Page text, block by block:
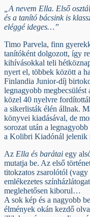
„A nevem Ella. Első
és a tanító bácsink is
eléggé ideges…”
Timo Parvela, finn
tanítóként dolgozott, így
kihívásokkal teli
nyert el, többek között a
Finlandia Junior-díj
legnagyobb
közel 40 nyelvre
a sikerlisták élén állnak.
könyvei kiadásával, de
sorozat után a
a Kolibri Kiadónál jelenik
Az Ella és barátai egy
mutatja be. Az első
titokzatos zsarolótól (vagy
emlékezetes
meglehetősen kiborul…
A sok kép és a nagyobb
élmények okán kezdő